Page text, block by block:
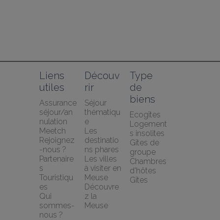
Liens
utiles
Assurance
séjour/an
nulation
Meetch
Rejoignez
-nous ?
Partenaire
s
Touristiqu
es
Qui
sommes-
nous ?
Découv
rir
Séjour
thématiqu
e
Les
destinatio
ns phares
Les villes
à visiter en
Meuse
Découvre
z la
Meuse
Type
de
biens
Ecogîtes
Logement
s insolites
Gîtes de
groupe
Chambres
d'hôtes
Gîtes